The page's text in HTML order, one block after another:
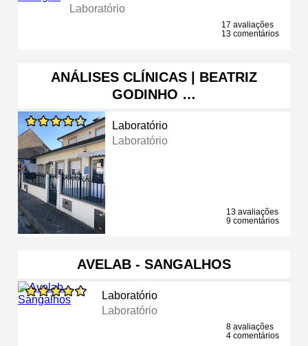
Laboratório
17 avaliações
13 comentários
ANÁLISES CLÍNICAS | BEATRIZ
GODINHO …
Laboratório
Laboratório
13 avaliações
9 comentários
AVELAB - SANGALHOS
Laboratório
Laboratório
8 avaliações
4 comentários